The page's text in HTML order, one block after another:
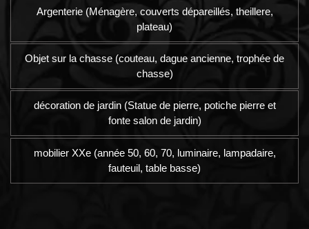
Argenterie (Ménagère, couverts dépareillés, theillere,
plateau)
Objet sur la chasse (couteau, dague ancienne, trophée de
chasse)
décoration de jardin (Statue de pierre, potiche pierre et
fonte salon de jardin)
mobilier XXe (année 50, 60, 70, luminaire, lampadaire,
fauteuil, table basse)